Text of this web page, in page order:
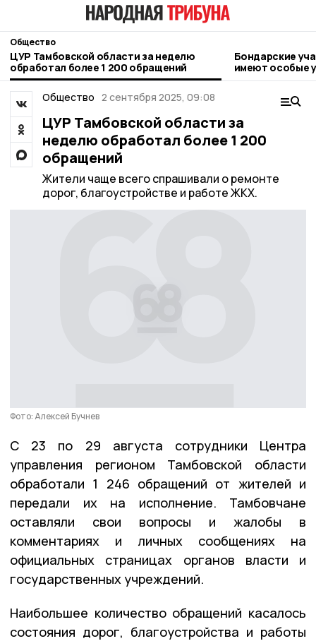
Общество
ЦУР Тамбовской области за неделю
обработал более 1 200 обращений
Бондарские
имеют особые
соцконтракта
Общество 2 сентября 2025, 09:08
ЦУР Тамбовской области за
неделю обработал более 1 200
обращений
Жители чаще всего спрашивали о ремонте
дорог, благоустройстве и работе ЖКХ.
Фото: Алексей Бучнев
С 23 по 29 августа сотрудники Центра
управления регионом Тамбовской области
обработали 1 246 обращений от жителей и
передали их на исполнение. Тамбовчане
оставляли свои вопросы и жалобы в
комментариях и личных сообщениях на
официальных страницах органов власти и
государственных учреждений.
Наибольшее количество обращений касалось
состояния дорог, благоустройства и работы